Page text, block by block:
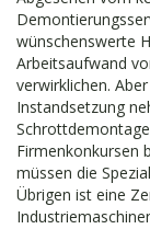
wünschenswerte
Arbeitsaufwand
verwirklichen.
Instandsetzung
Firmenkonkursen
müssen die
Übrigen ist eine